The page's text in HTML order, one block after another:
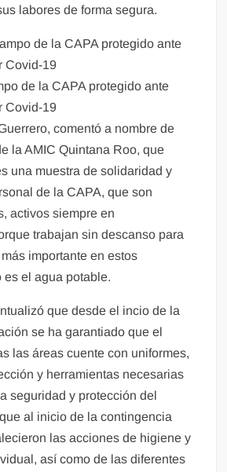
labores de forma segura.
de la CAPA protegido ante
Covid-19
comentó a nombre de
la AMIC Quintana Roo, que
una muestra de solidaridad y
de la CAPA, que son
activos siempre en
trabajan sin descanso para
importante en estos
es el agua potable.
que desde el incio de la
se ha garantiado que el
las áreas cuente con uniformes,
y herramientas necesarias
seguridad y protección del
al inicio de la contingencia
las acciones de higiene y
así como de las diferentes